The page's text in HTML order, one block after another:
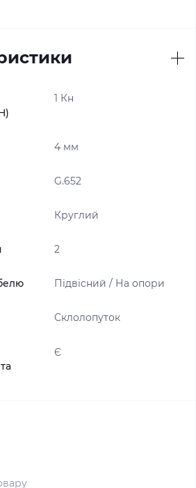
1 Кн
4 мм
G.652
Круглий
2
Підвісний / На опори
Склолопуток
Є